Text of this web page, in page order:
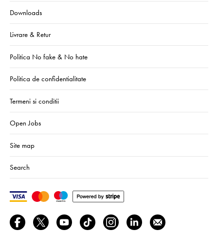
Downloads
Livrare & Retur
Politica No fake & No hate
Politica de confidentialitate
Termeni si conditii
Open Jobs
Site map
Search